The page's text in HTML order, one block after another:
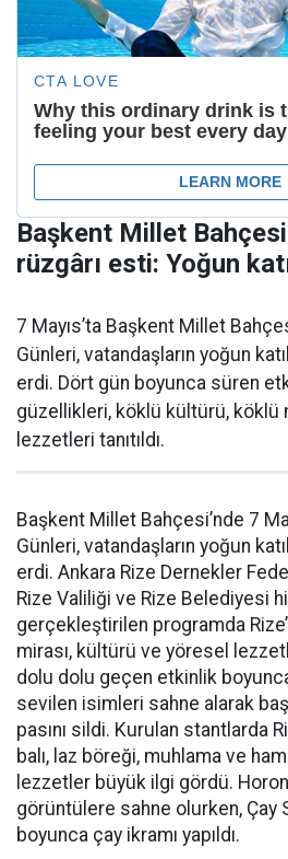
Başkent Millet
rüzgârı esti: Yoğun
7 Mayıs’ta Başkent Millet
Günleri, vatandaşların yoğun
erdi. Dört gün boyunca süren
güzellikleri, köklü kültürü, köklü
lezzetleri tanıtıldı.
Başkent Millet Bahçesi’nde 7
Günleri, vatandaşların yoğun
erdi. Ankara Rize Dernekler
Rize Valiliği ve Rize Belediyesi
gerçekleştirilen programda
mirası, kültürü ve yöresel
dolu dolu geçen etkinlik
sevilen isimleri sahne alarak
pasını sildi. Kurulan stantlarda
balı, laz böreği, muhlama ve
lezzetler büyük ilgi gördü.
görüntülere sahne olurken, Çay
boyunca çay ikramı yapıldı.